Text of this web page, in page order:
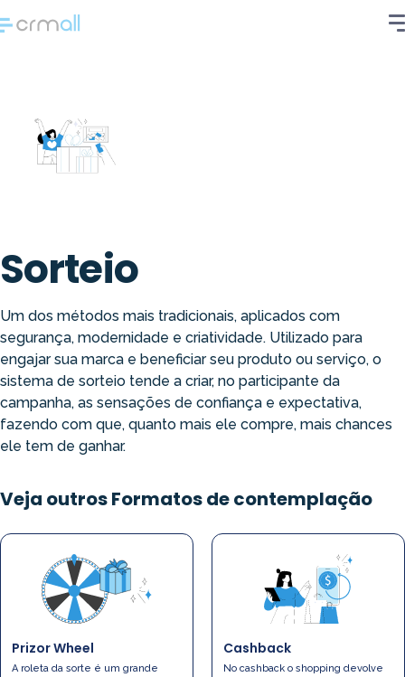
Sorteio
Um dos métodos mais tradicionais, aplicados com
segurança, modernidade e criatividade. Utilizado para
engajar sua marca e beneficiar seu produto ou serviço, o
sistema de sorteio tende a criar, no participante da
campanha, as sensações de confiança e expectativa,
fazendo com que, quanto mais ele compre, mais chances
ele tem de ganhar.
Veja outros Formatos de contemplação
Prizor Wheel
A roleta da sorte é um grande
Cashback
No cashback o shopping devolve